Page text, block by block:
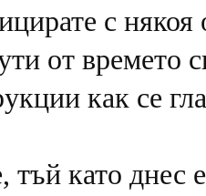
с някоя
от времето
как се
като днес